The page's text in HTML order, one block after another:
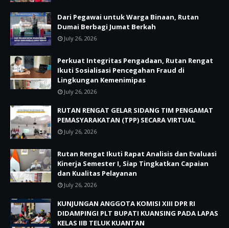
Dari Pegawai untuk Warga Binaan, Rutan
Dumai Berbagi Jumat Berkah
July 26, 2026
Perkuat Integritas Pengadaan, Rutan Rengat
Ikuti Sosialisasi Pencegahan Fraud di
Lingkungan Kemenimipas
July 26, 2026
RUTAN RENGAT GELAR SIDANG TIM PENGAMAT
PEMASYARAKATAN (TPP) SECARA VIRTUAL
July 26, 2026
Rutan Rengat Ikuti Rapat Analisis dan Evaluasi
Kinerja Semester I, Siap Tingkatkan Capaian
dan Kualitas Pelayanan
July 26, 2026
KUNJUNGAN ANGGOTA KOMISI XIII DPR RI
DIDAMPINGI PLT BUPATI KUANSING PADA LAPAS
KELAS IIB TELUK KUANTAN